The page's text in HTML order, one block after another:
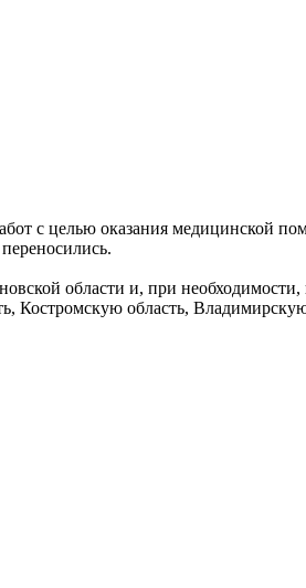
с целью оказания медицинской
области и, при
Костромскую область,